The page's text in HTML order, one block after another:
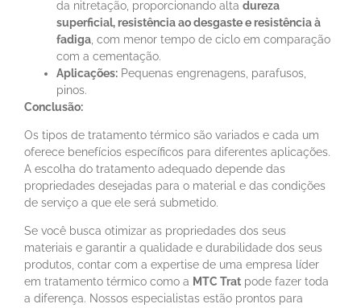
da nitretação, proporcionando alta dureza
superficial, resistência ao desgaste e resistência à
fadiga , com menor tempo de ciclo em comparação
com a cementação.
Aplicações: Pequenas engrenagens, parafusos,
pinos.
Conclusão:
Os tipos de tratamento térmico são variados e cada um
oferece benefícios específicos para diferentes aplicações.
A escolha do tratamento adequado depende das
propriedades desejadas para o material e das condições
de serviço a que ele será submetido.
Se você busca otimizar as propriedades dos seus
materiais e garantir a qualidade e durabilidade dos seus
produtos, contar com a expertise de uma empresa líder
em tratamento térmico como a MTC Trat pode fazer toda
a diferença. Nossos especialistas estão prontos para